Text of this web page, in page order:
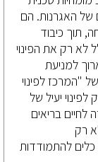
של האגרנות. הם
תוך כיבוד
לא רק את הפינוי
למניעת
"המרכז לפינוי
יעיל של
בריאים
רק
להתמודדות